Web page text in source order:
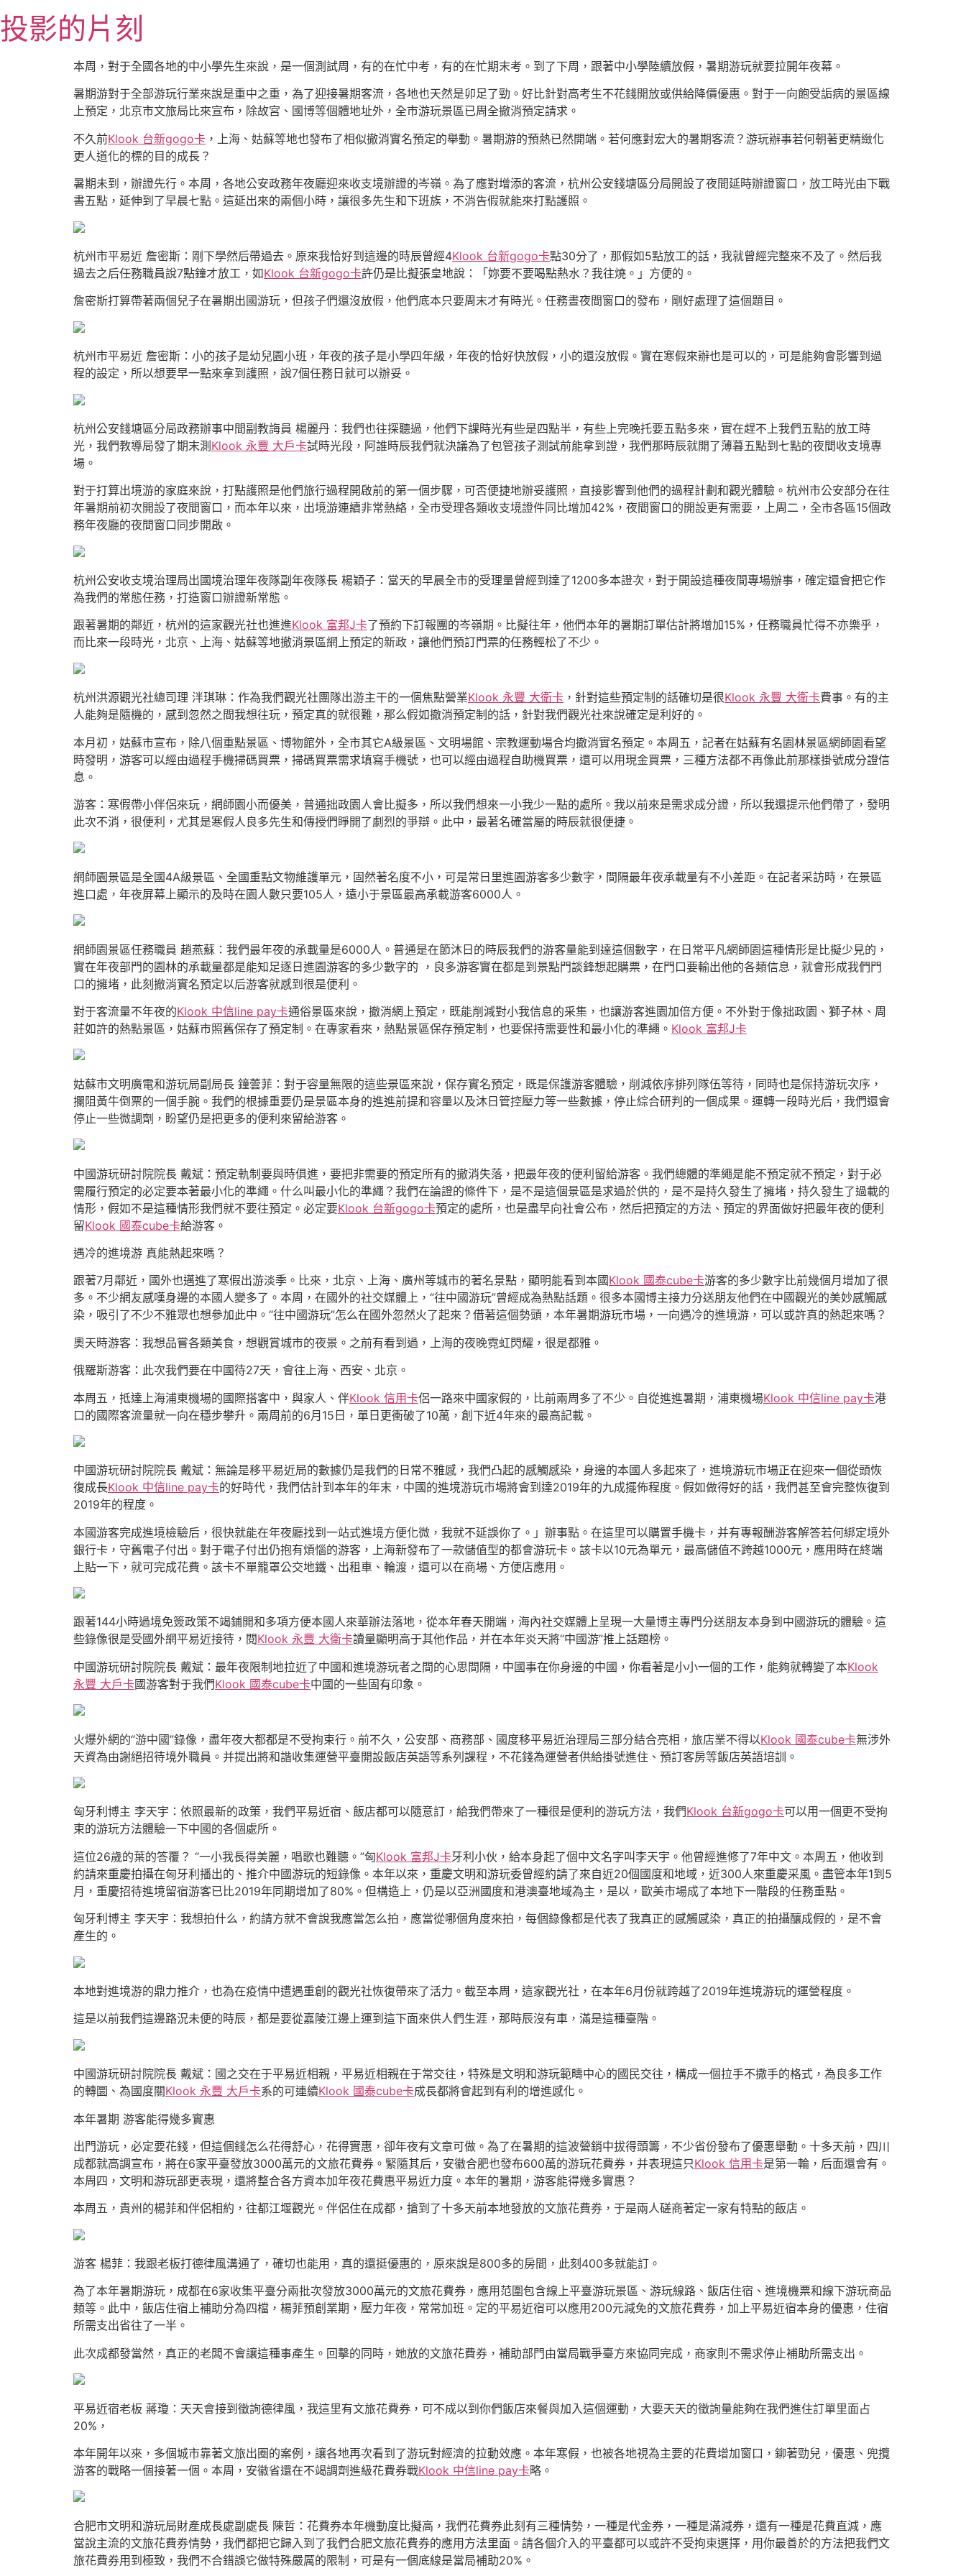
至
主
投影的片刻
本周，對于全國各地的中小學先生來說，是一個測試周，有的在忙中考，有的在忙期末考。到了下周，跟著中小學陸續放假，暑期游玩就要拉開年夜幕。
暑期游對于全部游玩行業來說是重中之重，為了迎接暑期客流，各地也天然是卯足了勁。好比針對高考生不花錢開放或供給降價優惠。對于一向飽受詬病的景區線
上預定，北京市文旅局比來宣布，除故宮、國博等個體地址外，全市游玩景區已周全撤消預定請求。
不久前Klook 台新gogo卡 ，上海、姑蘇等地也發布了相似撤消實名預定的舉動。暑期游的預熱已然開端。若何應對宏大的暑期客流？游玩辦事若何朝著更精緻化
更人道化的標的目的成長？
暑期未到，辦證先行。本周，各地公安政務年夜廳迎來收支境辦證的岑嶺。為了應對增添的客流，杭州公安錢塘區分局開設了夜間延時辦證窗口，放工時光由下戰
書五點，延伸到了早晨七點。這延出來的兩個小時，讓很多先生和下班族，不消告假就能來打點護照。
杭州市平易近 詹密斯：剛下學然后帶過去。原來我恰好到這邊的時辰曾經4Klook 台新gogo卡點30分了，那假如5點放工的話，我就曾經完整來不及了。然后我
過去之后任務職員說7點鐘才放工，如Klook 台新gogo卡許仍是比擬張皇地說：「妳要不要喝點熱水？我往燒。」方便的。
詹密斯打算帶著兩個兒子在暑期出國游玩，但孩子們還沒放假，他們底本只要周末才有時光。任務晝夜間窗口的發布，剛好處理了這個題目。
杭州市平易近 詹密斯：小的孩子是幼兒園小班，年夜的孩子是小學四年級，年夜的恰好快放假，小的還沒放假。實在寒假來辦也是可以的，可是能夠會影響到過
程的設定，所以想要早一點來拿到護照，說7個任務日就可以辦妥。
杭州公安錢塘區分局政務辦事中間副教誨員 楊麗丹：我們也往探聽過，他們下課時光有些是四點半，有些上完晚托要五點多來，實在趕不上我們五點的放工時
光，我們教導局發了期末測Klook 永豐 大戶卡試時光段，阿誰時辰我們就決議為了包管孩子測試前能拿到證，我們那時辰就開了薄暮五點到七點的夜間收支境專
場。
對于打算出境游的家庭來說，打點護照是他們旅行過程開啟前的第一個步驟，可否便捷地辦妥護照，直接影響到他們的過程計劃和觀光體驗。杭州市公安部分在往
年暑期前初次開設了夜間窗口，而本年以來，出境游連續非常熱絡，全市受理各類收支境證件同比增加42%，夜間窗口的開設更有需要，上周二，全市各區15個政
務年夜廳的夜間窗口同步開啟。
杭州公安收支境治理局出國境治理年夜隊副年夜隊長 楊穎子：當天的早晨全市的受理量曾經到達了1200多本證次，對于開設這種夜間專場辦事，確定還會把它作
為我們的常態任務，打造窗口辦證新常態。
跟著暑期的鄰近，杭州的這家觀光社也進進Klook 富邦J卡了預約下訂報團的岑嶺期。比擬往年，他們本年的暑期訂單估計將增加15%，任務職員忙得不亦樂乎，
而比來一段時光，北京、上海、姑蘇等地撤消景區網上預定的新政，讓他們預訂門票的任務輕松了不少。
杭州洪源觀光社總司理 泮琪琳：作為我們觀光社團隊出游主干的一個焦點營業Klook 永豐 大衛卡 ，針對這些預定制的話確切是很Klook 永豐 大衛卡費事。有的主
人能夠是隨機的，感到忽然之間我想往玩，預定真的就很難，那么假如撤消預定制的話，針對我們觀光社來說確定是利好的。
本月初，姑蘇市宣布，除八個重點景區、博物館外，全市其它A級景區、文明場館、宗教運動場合均撤消實名預定。本周五，記者在姑蘇有名園林景區網師園看望
時發明，游客可以經由過程手機掃碼買票，掃碼買票需求填寫手機號，也可以經由過程自助機買票，還可以用現金買票，三種方法都不再像此前那樣掛號成分證信
息。
游客：寒假帶小伴侶來玩，網師園小而優美，普通拙政園人會比擬多，所以我們想來一小我少一點的處所。我以前來是需求成分證，所以我還提示他們帶了，發明
此次不消，很便利，尤其是寒假人良多先生和傳授們睜開了劇烈的爭辯。此中，最著名確當屬的時辰就很便捷。
網師園景區是全國4A級景區、全國重點文物維護單元，固然著名度不小，可是常日里進園游客多少數字，間隔最年夜承載量有不小差距。在記者采訪時，在景區
進口處，年夜屏幕上顯示的及時在園人數只要105人，遠小于景區最高承載游客6000人。
網師園景區任務職員 趙燕蘇：我們最年夜的承載量是6000人。普通是在節沐日的時辰我們的游客量能到達這個數字，在日常平凡網師園這種情形是比擬少見的，
實在年夜部門的園林的承載量都是能知足逐日進園游客的多少數字的 ，良多游客實在都是到景點門談鋒想起購票，在門口要輸出他的各類信息，就會形成我們門
口的擁堵，此刻撤消實名預定以后游客就感到很是便利。
對于客流量不年夜的Klook 中信line pay卡通俗景區來說，撤消網上預定，既能削減對小我信息的采集，也讓游客進園加倍方便。不外對于像拙政園、獅子林、周
莊如許的熱點景區，姑蘇市照舊保存了預定制。在專家看來，熱點景區保存預定制，也要保持需要性和最小化的準繩。 Klook 富邦J卡
姑蘇市文明廣電和游玩局副局長 鐘蕓菲：對于容量無限的這些景區來說，保存實名預定，既是保護游客體驗，削減依序排列隊伍等待，同時也是保持游玩次序，
攔阻黃牛倒票的一個手腕。我們的根據重要仍是景區本身的進進前提和容量以及沐日管控壓力等一些數據，停止綜合研判的一個成果。運轉一段時光后，我們還會
停止一些微調劑，盼望仍是把更多的便利來留給游客。
中國游玩研討院院長 戴斌：預定軌制要與時俱進，要把非需要的預定所有的撤消失落，把最年夜的便利留給游客。我們總體的準繩是能不預定就不預定，對于必
需履行預定的必定要本著最小化的準繩。什么叫最小化的準繩？我們在論證的條件下，是不是這個景區是求過於供的，是不是持久發生了擁堵，持久發生了過載的
情形，假如不是這種情形我們就不要往預定。必定要Klook 台新gogo卡預定的處所，也是盡早向社會公布，然后把預定的方法、預定的界面做好把最年夜的便利
留Klook 國泰cube卡給游客。
遇冷的進境游 真能熱起來嗎？
跟著7月鄰近，國外也邁進了寒假出游淡季。比來，北京、上海、廣州等城市的著名景點，顯明能看到本國Klook 國泰cube卡游客的多少數字比前幾個月增加了很
多。不少網友感嘆身邊的本國人變多了。本周，在國外的社交媒體上，“往中國游玩”曾經成為熱點話題。很多本國博主接力分送朋友他們在中國觀光的美妙感觸感
染，吸引了不少不雅眾也想參加此中。“往中國游玩”怎么在國外忽然火了起來？借著這個勢頭，本年暑期游玩市場，一向遇冷的進境游，可以或許真的熱起來嗎？
奧天時游客：我想品嘗各類美食，想觀賞城市的夜景。之前有看到過，上海的夜晚霓虹閃耀，很是都雅。
俄羅斯游客：此次我們要在中國待27天，會往上海、西安、北京。
本周五，抵達上海浦東機場的國際搭客中，與家人、伴Klook 信用卡侶一路來中國家假的，比前兩周多了不少。自從進進暑期，浦東機場Klook 中信line pay卡港
口的國際客流量就一向在穩步攀升。兩周前的6月15日，單日更衝破了10萬，創下近4年來的最高記載。
中國游玩研討院院長 戴斌：無論是移平易近局的數據仍是我們的日常不雅感，我們凸起的感觸感染，身邊的本國人多起來了，進境游玩市場正在迎來一個從頭恢
復成長Klook 中信line pay卡的好時代，我們估計到本年的年末，中國的進境游玩市場將會到達2019年的九成擺佈程度。假如做得好的話，我們甚至會完整恢復到
2019年的程度。
本國游客完成進境檢驗后，很快就能在年夜廳找到一站式進境方便化微，我就不延誤你了。」辦事點。在這里可以購置手機卡，并有專報酬游客解答若何綁定境外
銀行卡，守舊電子付出。對于電子付出仍抱有煩惱的游客，上海新發布了一款儲值型的都會游玩卡。該卡以10元為單元，最高儲值不跨越1000元，應用時在終端
上貼一下，就可完成花費。該卡不單籠罩公交地鐵、出租車、輪渡，還可以在商場、方便店應用。
跟著144小時過境免簽政策不竭鋪開和多項方便本國人來華辦法落地，從本年春天開端，海內社交媒體上呈現一大量博主專門分送朋友本身到中國游玩的體驗。這
些錄像很是受國外網平易近接待，閱Klook 永豐 大衛卡讀量顯明高于其他作品，并在本年炎天將“中國游”推上話題榜。
中國游玩研討院院長 戴斌：最年夜限制地拉近了中國和進境游玩者之間的心思間隔，中國事在你身邊的中國，你看著是小小一個的工作，能夠就轉變了本Klook
永豐 大戶卡國游客對于我們Klook 國泰cube卡中國的一些固有印象。
火爆外網的“游中國”錄像，盡年夜大都都是不受拘束行。前不久，公安部、商務部、國度移平易近治理局三部分結合亮相，旅店業不得以Klook 國泰cube卡無涉外
天資為由謝絕招待境外職員。并提出將和諧收集運營平臺開設飯店英語等系列課程，不花錢為運營者供給掛號進住、預訂客房等飯店英語培訓。
匈牙利博主 李天宇：依照最新的政策，我們平易近宿、飯店都可以隨意訂，給我們帶來了一種很是便利的游玩方法，我們Klook 台新gogo卡可以用一個更不受拘
束的游玩方法體驗一下中國的各個處所。
這位26歲的葉的答覆？ “一小我長得美麗，唱歌也難聽。”匈Klook 富邦J卡牙利小伙，給本身起了個中文名字叫李天宇。他曾經進修了7年中文。本周五，他收到
約請來重慶拍攝在匈牙利播出的、推介中國游玩的短錄像。本年以來，重慶文明和游玩委曾經約請了來自近20個國度和地域，近300人來重慶采風。盡管本年1到5
月，重慶招待進境留宿游客已比2019年同期增加了80%。但構造上，仍是以亞洲國度和港澳臺地域為主，是以，歐美市場成了本地下一階段的任務重點。
匈牙利博主 李天宇：我想拍什么，約請方就不會說我應當怎么拍，應當從哪個角度來拍，每個錄像都是代表了我真正的感觸感染，真正的拍攝釀成假的，是不會
產生的。
本地對進境游的鼎力推介，也為在疫情中遭遇重創的觀光社恢復帶來了活力。截至本周，這家觀光社，在本年6月份就跨越了2019年進境游玩的運營程度。
這是以前我們這邊路況未便的時辰，都是要從嘉陵江邊上運到這下面來供人們生涯，那時辰沒有車，滿是這種臺階。
中國游玩研討院院長 戴斌：國之交在于平易近相親，平易近相親在于常交往，特殊是文明和游玩範疇中心的國民交往，構成一個拉手不撒手的格式，為良多工作
的轉圜、為國度關Klook 永豐 大戶卡系的可連續Klook 國泰cube卡成長都將會起到有利的增進感化。
本年暑期 游客能得幾多實惠
出門游玩，必定要花錢，但這個錢怎么花得舒心，花得實惠，卻年夜有文章可做。為了在暑期的這波營銷中拔得頭籌，不少省份發布了優惠舉動。十多天前，四川
成都就高調宣布，將在6家平臺發放3000萬元的文旅花費券。緊隨其后，安徽合肥也發布600萬的游玩花費券，并表現這只Klook 信用卡是第一輪，后面還會有。
本周四，文明和游玩部更表現，還將整合各方資本加年夜花費惠平易近力度。本年的暑期，游客能得幾多實惠？
本周五，貴州的楊菲和伴侶相約，往都江堰觀光。伴侶住在成都，搶到了十多天前本地發放的文旅花費券，于是兩人磋商著定一家有特點的飯店。
游客 楊菲：我跟老板打德律風溝通了，確切也能用，真的還挺優惠的，原來說是800多的房間，此刻400多就能訂。
為了本年暑期游玩，成都在6家收集平臺分兩批次發放3000萬元的文旅花費券，應用范圍包含線上平臺游玩景區、游玩線路、飯店住宿、進境機票和線下游玩商品
類等。此中，飯店住宿上補助分為四檔，楊菲預創業期，壓力年夜，常常加班。定的平易近宿可以應用200元減免的文旅花費券，加上平易近宿本身的優惠，住宿
所需支出省往了一半。
此次成都發當然，真正的老闆不會讓這種事產生。回擊的同時，她放的文旅花費券，補助部門由當局戰爭臺方來協同完成，商家則不需求停止補助所需支出。
平易近宿老板 蔣瓊：天天會接到徵詢德律風，我這里有文旅花費券，可不成以到你們飯店來餐與加入這個運動，大要天天的徵詢量能夠在我們進住訂單里面占
20%，
本年開年以來，多個城市靠著文旅出圈的案例，讓各地再次看到了游玩對經濟的拉動效應。本年寒假，也被各地視為主要的花費增加窗口，鉚著勁兒，優惠、兜攬
游客的戰略一個接著一個。本周，安徽省還在不竭調劑進級花費券戰Klook 中信line pay卡略。
合肥市文明和游玩局財產成長處副處長 陳哲：花費券本年機動度比擬高，我們花費券此刻有三種情勢，一種是代金券，一種是滿減券，還有一種是花費直減，應
當說主流的文旅花費券情勢，我們都把它歸入到了我們合肥文旅花費券的應用方法里面。請各個介入的平臺都可以或許不受拘束選擇，用你最善於的方法把我們文
旅花費券用到極致，我們不合錯誤它做特殊嚴厲的限制，可是有一個底線是當局補助20%。